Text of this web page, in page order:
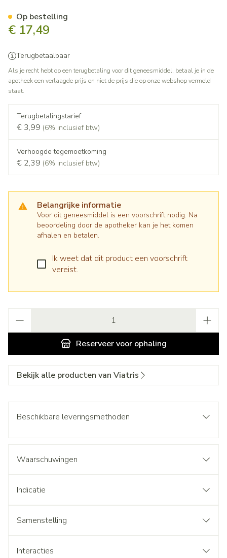
€ 17,49
Terugbetaalbaar
Als je recht hebt op een terugbetaling voor dit geneesmiddel, betaal je in de
apotheek een verlaagde prijs en niet de prijs die op onze webshop vermeld
staat.
Terugbetalingstarief
€ 3,99 (6% inclusief btw)
Verhoogde tegemoetkoming
€ 2,39 (6% inclusief btw)
Belangrijke informatie
Voor dit geneesmiddel is een voorschrift nodig. Na
beoordeling door de apotheker kan je het komen
afhalen en betalen.
Ik weet dat dit product een voorschrift
vereist.
Reserveervoor ophaling
Op bestelling
Bekijk alle producten van Viatris
Beschikbare leveringsmethoden
Waarschuwingen
Indicatie
Samenstelling
Interacties